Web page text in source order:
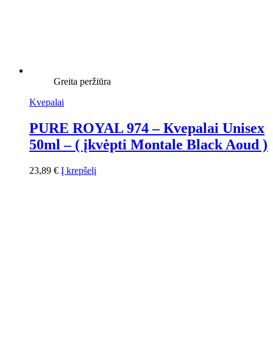
Greita peržiūra
Kvepalai
PURE ROYAL 974 – Кvepalai Unisex
50ml – ( įkvėpti Montale Black Aoud )
23,89 € Į krepšelį